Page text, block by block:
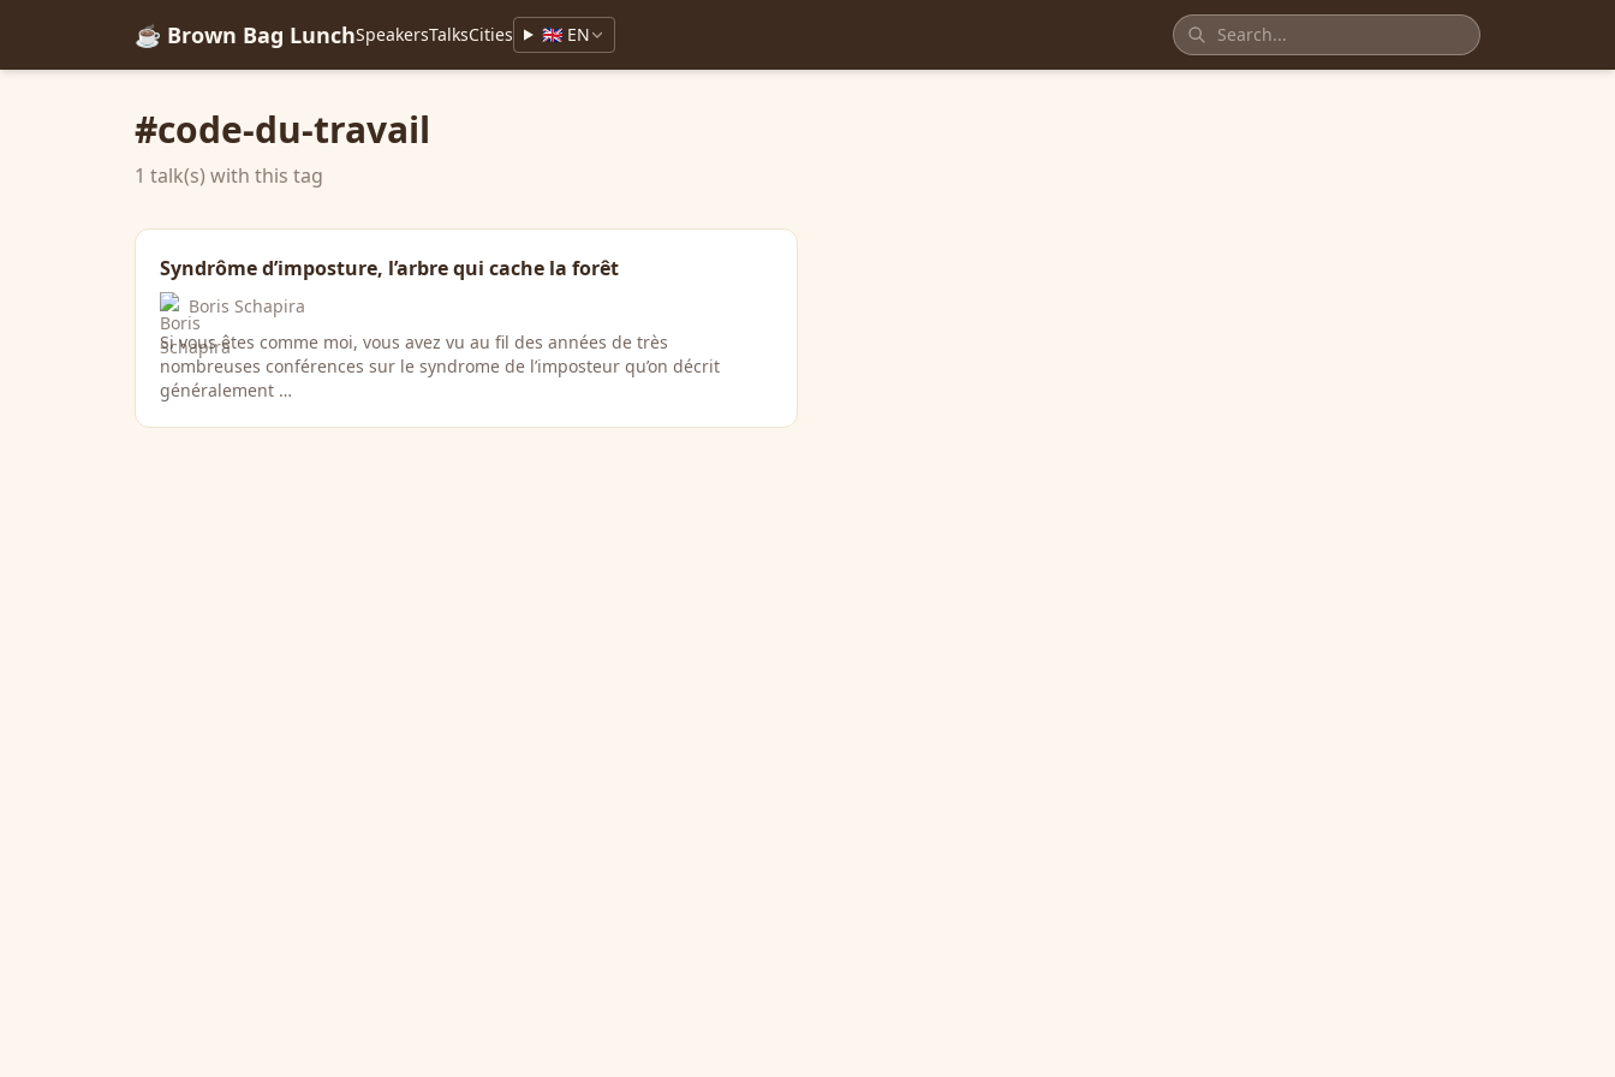
☕ Brown Bag LunchSpeakersTalksCities 🇬🇧 EN
#code-du-travail
1 talk(s) with this tag
Syndrôme d’imposture, l’arbre qui cache la forêt
Boris Schapira
Si vous êtes comme moi, vous avez vu au fil des années de très
nombreuses conférences sur le syndrome de l’imposteur qu’on décrit
généralement …